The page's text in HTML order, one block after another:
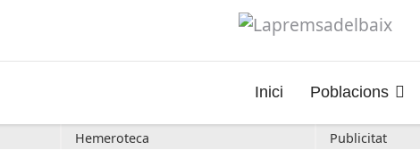
Inici Poblacions
Hemeroteca Publicitat